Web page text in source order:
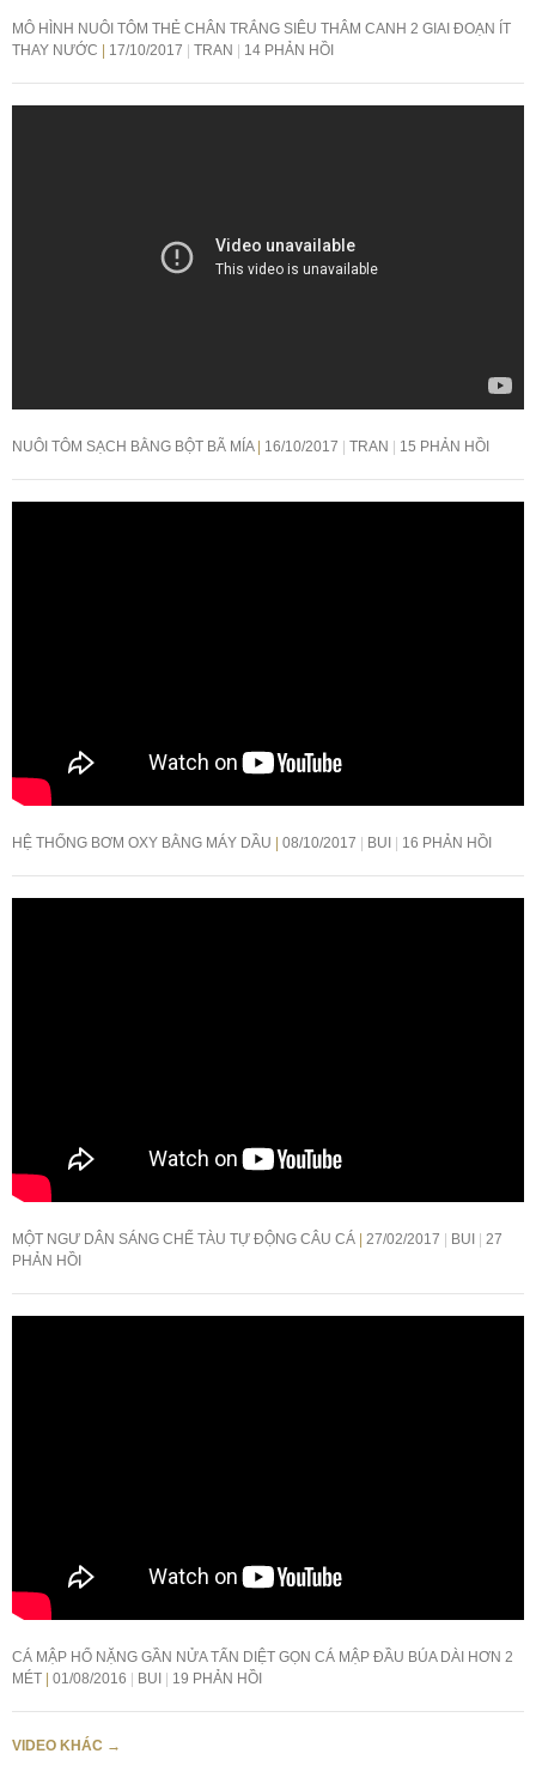
MÔ HÌNH NUÔI TÔM THẺ CHÂN TRẮNG SIÊU THÂM CANH 2 GIAI ĐOẠN ÍT
THAY NƯỚC
17/10/2017 TRAN 14 PHẢN HỒI
NUÔI TÔM SẠCH BẰNG BỘT BÃ MÍA 16/10/2017 TRAN 15 PHẢN HỒI
HỆ THỐNG BƠM OXY BẰNG MÁY DẦU 08/10/2017 BUI 16 PHẢN HỒI
MỘT NGƯ DÂN SÁNG CHẾ TÀU TỰ ĐỘNG CÂU CÁ 27/02/2017 BUI
27
PHẢN HỒI
CÁ MẬP HỔ NẶNG GẦN NỬA TẤN DIỆT GỌN CÁ MẬP ĐẦU BÚA DÀI HƠN 2
MÉT
01/08/2016 BUI 19 PHẢN HỒI
VIDEO KHÁC →